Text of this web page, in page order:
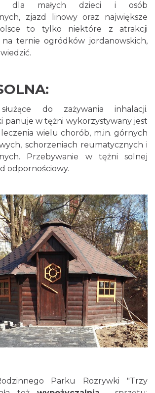
dla małych dzieci i osób
zjazd linowy oraz największe
to tylko niektóre z atrakcji
na ternie ogródków jordanowskich,
do zażywania inhalacji.
panuje w tężni wykorzystywany jest
wielu chorób, m.in. górnych
schorzeniach reumatycznych i
Przebywanie w tężni solnej
odpornościowy.
Parku Rozrywki "Trzy